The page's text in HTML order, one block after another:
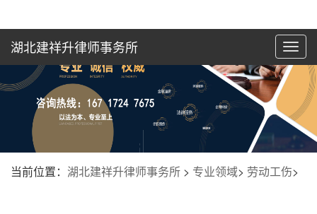
切
换
湖北建祥升律师事务所
当前位置： 湖北建祥升律师事务所 > 专业领域> 劳动工伤>